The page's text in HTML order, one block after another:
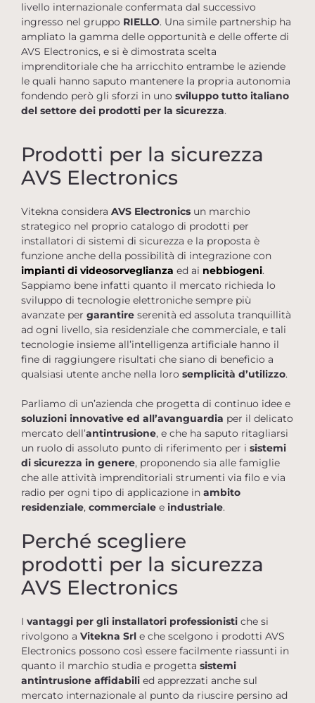
livello internazionale confermata dal successivo
ingresso nel gruppo RIELLO. Una simile partnership ha
ampliato la gamma delle opportunità e delle offerte di
AVS Electronics, e si è dimostrata scelta
imprenditoriale che ha arricchito entrambe le aziende
le quali hanno saputo mantenere la propria autonomia
fondendo però gli sforzi in uno sviluppo tutto italiano
del settore dei prodotti per la sicurezza.
Prodotti per la sicurezza
AVS Electronics
Vitekna considera AVS Electronics un marchio
strategico nel proprio catalogo di prodotti per
installatori di sistemi di sicurezza e la proposta è
funzione anche della possibilità di integrazione con
impianti di videosorveglianza ed ai nebbiogeni.
Sappiamo bene infatti quanto il mercato richieda lo
sviluppo di tecnologie elettroniche sempre più
avanzate per garantire serenità ed assoluta tranquillità
ad ogni livello, sia residenziale che commerciale, e tali
tecnologie insieme all’intelligenza artificiale hanno il
fine di raggiungere risultati che siano di beneficio a
qualsiasi utente anche nella loro semplicità d’utilizzo.
Parliamo di un’azienda che progetta di continuo idee e
soluzioni innovative ed all’avanguardia per il delicato
mercato dell’antintrusione, e che ha saputo ritagliarsi
un ruolo di assoluto punto di riferimento per i sistemi
di sicurezza in genere, proponendo sia alle famiglie
che alle attività imprenditoriali strumenti via filo e via
radio per ogni tipo di applicazione in ambito
residenziale, commerciale e industriale.
Perché scegliere
prodotti per la sicurezza
AVS Electronics
I vantaggi per gli installatori professionisti che si
rivolgono a Vitekna Srl e che scelgono i prodotti AVS
Electronics possono così essere facilmente riassunti in
quanto il marchio studia e progetta sistemi
antintrusione affidabili ed apprezzati anche sul
mercato internazionale al punto da riuscire persino ad